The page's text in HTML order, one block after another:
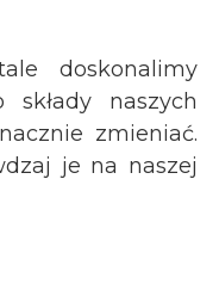
doskonalimy
składy naszych
zmieniać.
je na naszej